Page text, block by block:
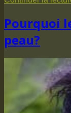
Pourquoi
peau?